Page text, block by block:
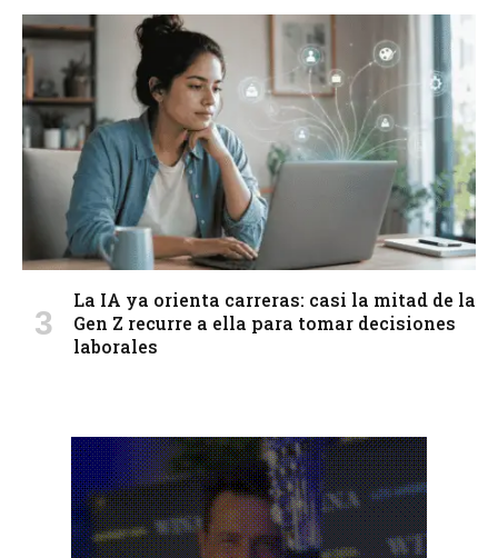
La IA ya orienta carreras: casi la mitad de la
Gen Z recurre a ella para tomar decisiones
laborales